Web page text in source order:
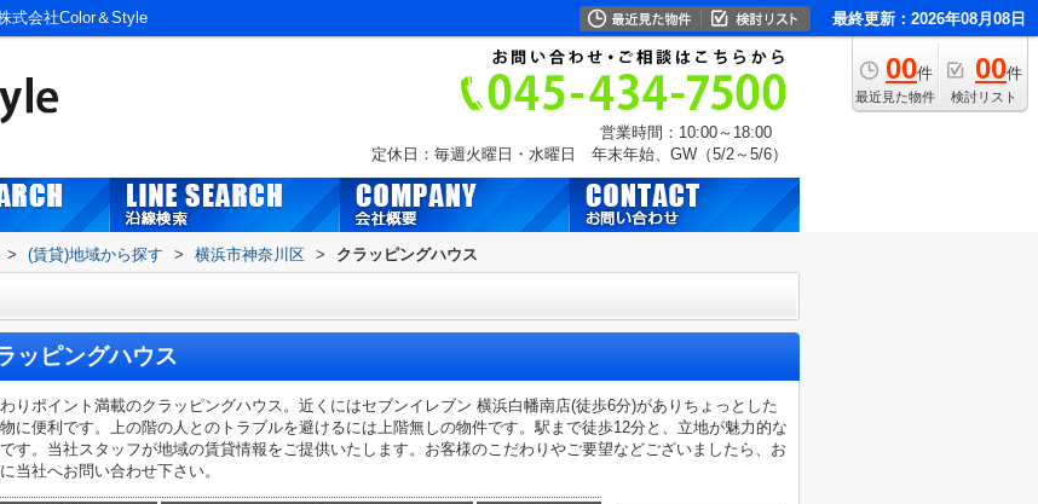
式会社Color＆Style 最終更新：2026年08月08日
00件
最近見た物件
00件
検討リスト
営業時間：10:00～18:00
定休日：毎週火曜日・水曜日 年末年始、GW（5/2～5/6）
> (賃貸)地域から探す > 横浜市神奈川区 > クラッピングハウス
ッピングハウス
りポイント満載のクラッピングハウス。近くにはセブンイレブン 横浜白幡南店(徒歩6分)がありちょっとした
に便利です。上の階の人とのトラブルを避けるには上階無しの物件です。駅まで徒歩12分と、立地が魅力的な
す。当社スタッフが地域の賃貸情報をご提供いたします。お客様のこだわりやご要望などございましたら、お
当社へお問い合わせ下さい。